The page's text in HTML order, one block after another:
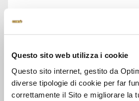
Questo sito web utilizza i cookie
Questo sito internet, gestito da
diverse tipologie di cookie per far
correttamente il Sito e migliorare la
DATA SHEET